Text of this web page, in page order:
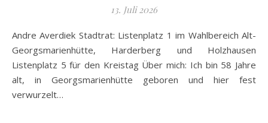
13. Juli 2026
Andre Averdiek Stadtrat: Listenplatz 1 im Wahlbereich Alt-
Georgsmarienhütte, Harderberg und Holzhausen
Listenplatz 5 für den Kreistag Über mich: Ich bin 58 Jahre
alt, in Georgsmarienhütte geboren und hier fest
verwurzelt…